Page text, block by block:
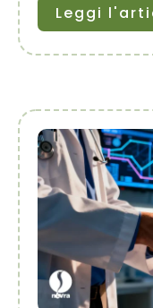
Leggi